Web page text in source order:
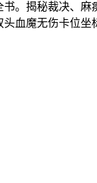
。揭秘裁决、
血魔无伤卡位